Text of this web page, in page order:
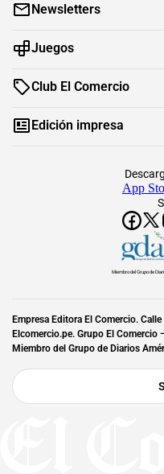
Newsletters
Juegos
Club El Comercio
Edición impresa
App
Miembro del Grupo de
Empresa Editora El Comercio.
Elcomercio.pe. Grupo El Comercio
Miembro del Grupo de Diarios